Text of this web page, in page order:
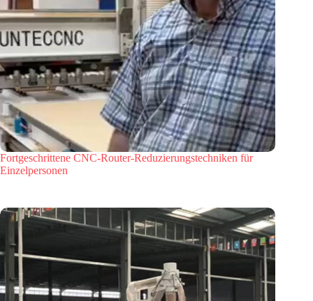
Fortgeschrittene CNC-Router-Reduzierungstechniken für
Einzelpersonen